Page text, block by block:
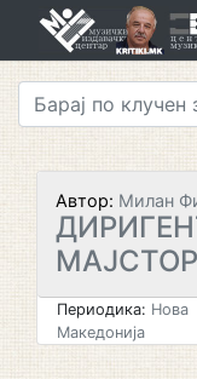
Автор: Милан
Периодика: Нова
Македонија